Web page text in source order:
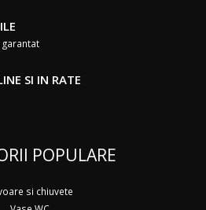
SI IN RATE
POPULARE
si chiuvete